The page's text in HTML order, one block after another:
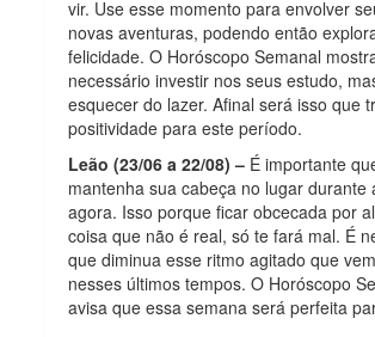
vir. Use esse momento para envolver
novas aventuras, podendo então
felicidade. O Horóscopo Semanal
necessário investir nos seus estudo,
esquecer do lazer. Afinal será isso que
positividade para este período.
Leão (23/06 a 22/08) – É importante
mantenha sua cabeça no lugar durante
agora. Isso porque ficar obcecada por
coisa que não é real, só te fará mal. É
que diminua esse ritmo agitado que
nesses últimos tempos. O Horóscopo
avisa que essa semana será perfeita